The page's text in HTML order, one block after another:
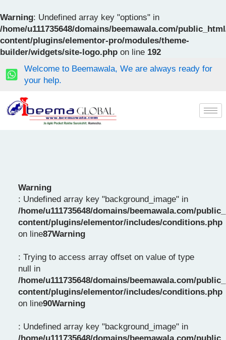
Warning: Undefined array key "options" in
/home/u111735648/domains/beemawala.com/
content/plugins/elementor-pro/modules/theme-
builder/widgets/site-logo.php on line 192
to
content
Welcome to Beemawala, We are always ready for
your help.
Warning
: Undefined array key "background_image" in
/home/u111735648/domains/beemawala.com/
content/plugins/elementor/includes/conditions.php
on line87Warning
: Trying to access array offset on value of type
null in
/home/u111735648/domains/beemawala.com/
content/plugins/elementor/includes/conditions.php
on line90Warning
: Undefined array key "background_image" in